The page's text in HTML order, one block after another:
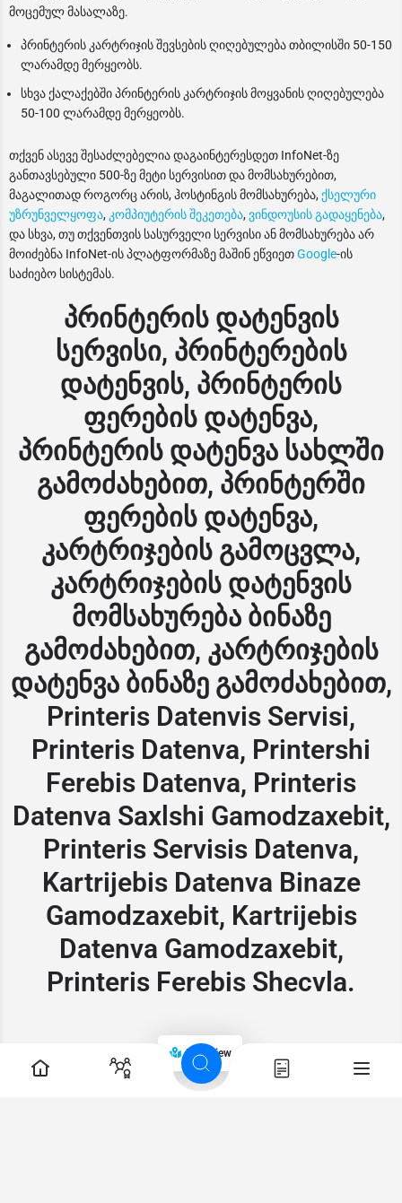
მოცემულ მასალაზე.
პრინტერის კარტრიჯის შევსების ღიღებულება თბილისში 50-150
ლარამდე მერყეობს.
სხვა ქალაქებში პრინტერის კარტრიჯის მოყვანის ღიღებულება
50-100 ლარამდე მერყეობს.
თქვენ ასევე შესაძლებელია დაგაინტერესდეთ InfoNet-ზე
განთავსებული 500-ზე მეტი სერვისით და მომსახურებით,
მაგალითად როგორც არის, ჰოსტინგის მომსახურება, ქსელური
უზრუნველყოფა, კომპიუტერის შეკეთება, ვინდოუსის გადაყენება,
და სხვა, თუ თქვენთვის სასურველი სერვისი ან მომსახურება არ
მოიძებნა InfoNet-ის პლატფორმაზე მაშინ ეწვიეთGoogle-ის
საძიებო სისტემას.
პრინტერის დატენვის
სერვისი, პრინტერების
დატენვის, პრინტერის
ფერების დატენვა,
პრინტერის დატენვა სახლში
გამოძახებით, პრინტერში
ფერების დატენვა,
კარტრიჯების გამოცვლა,
კარტრიჯების დატენვის
მომსახურება ბინაზე
გამოძახებით, კარტრიჯების
დატენვა ბინაზე გამოძახებით,
Printeris Datenvis Servisi,
Printeris Datenva, Printershi
Ferebis Datenva, Printeris
Datenva Saxlshi Gamodzaxebit,
Printeris Servisis Datenva,
Kartrijebis Datenva Binaze
Gamodzaxebit, Kartrijebis
Datenva Gamodzaxebit,
Printeris Ferebis Shecvla.
Map view